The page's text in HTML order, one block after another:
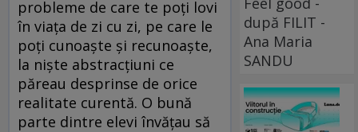
probleme de care te poți lovi
în viața de zi cu zi, pe care le
poți cunoaște și recunoaște,
la niște abstracțiuni ce
păreau desprinse de orice
realitate curentă. O bună
parte dintre elevi învățau să
după FILIT -
Ana Maria
SANDU